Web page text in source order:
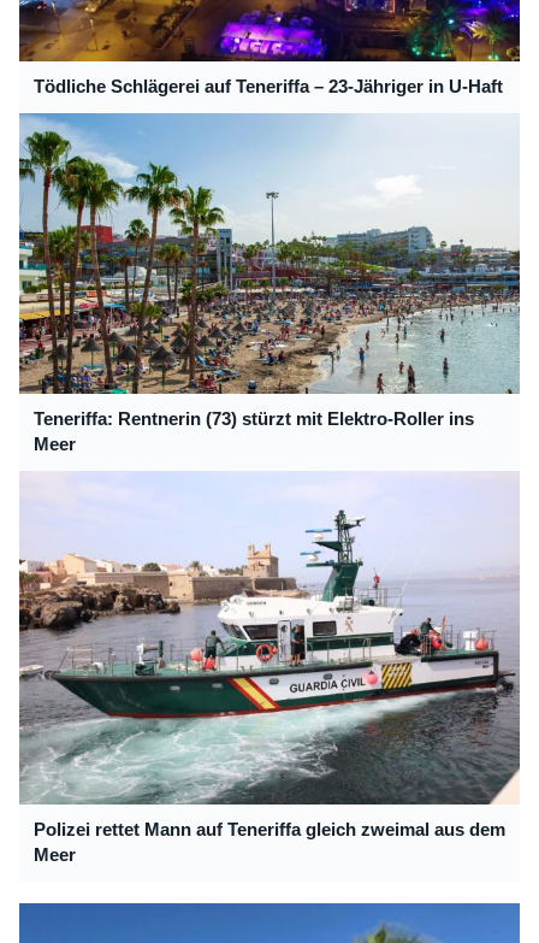
Tödliche Schlägerei auf Teneriffa – 23-Jähriger in U-Haft
Teneriffa: Rentnerin (73) stürzt mit Elektro-Roller ins
Meer
Polizei rettet Mann auf Teneriffa gleich zweimal aus dem
Meer